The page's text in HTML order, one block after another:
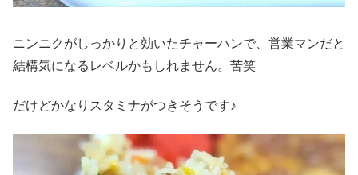
ニンニクがしっかりと効いたチャーハンで、営業マンだと
結構気になるレベルかもしれません。苦笑
だけどかなりスタミナがつきそうです♪